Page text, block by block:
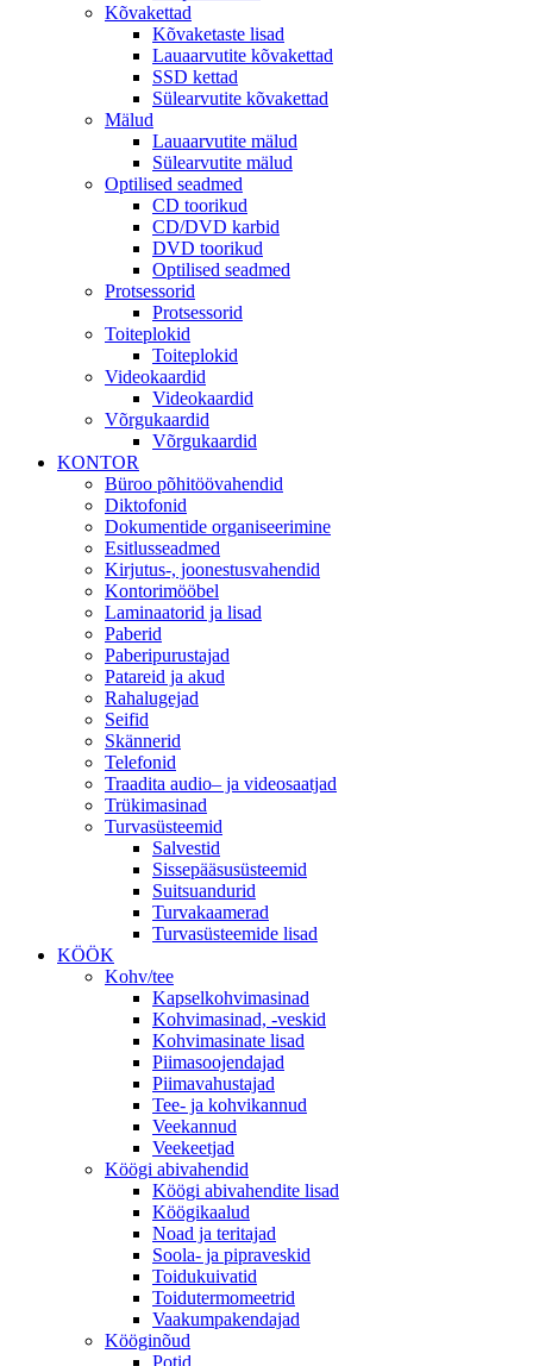
Kõvakettad
Kõvaketaste lisad
Lauaarvutite kõvakettad
SSD kettad
Sülearvutite kõvakettad
Mälud
Lauaarvutite mälud
Sülearvutite mälud
Optilised seadmed
CD toorikud
CD/DVD karbid
DVD toorikud
Optilised seadmed
Protsessorid
Protsessorid
Toiteplokid
Toiteplokid
Videokaardid
Videokaardid
Võrgukaardid
Võrgukaardid
KONTOR
Büroo põhitöövahendid
Diktofonid
Dokumentide organiseerimine
Esitlusseadmed
Kirjutus-, joonestusvahendid
Kontorimööbel
Laminaatorid ja lisad
Paberid
Paberipurustajad
Patareid ja akud
Rahalugejad
Seifid
Skännerid
Telefonid
Traadita audio– ja videosaatjad
Trükimasinad
Turvasüsteemid
Salvestid
Sissepääsusüsteemid
Suitsuandurid
Turvakaamerad
Turvasüsteemide lisad
KÖÖK
Kohv/tee
Kapselkohvimasinad
Kohvimasinad, -veskid
Kohvimasinate lisad
Piimasoojendajad
Piimavahustajad
Tee- ja kohvikannud
Veekannud
Veekeetjad
Köögi abivahendid
Köögi abivahendite lisad
Köögikaalud
Noad ja teritajad
Soola- ja pipraveskid
Toidukuivatid
Toidutermomeetrid
Vaakumpakendajad
Kööginõud
Potid